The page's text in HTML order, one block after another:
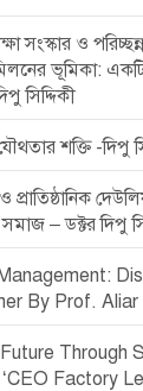
সংস্কার ও
ভূমিকা: একটি
সিদ্দিকী
শক্তি -দিপু
প্রাতিষ্ঠানিক
– ডক্টর দিপু
By Prof. Aliar
Through
Factory